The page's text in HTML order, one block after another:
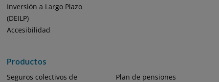
Inversión a Largo Plazo
(DEILP)
Accesibilidad
Productos
Seguros colectivos de
Plan de pensiones